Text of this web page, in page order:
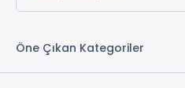
Öne Çıkan Kategoriler